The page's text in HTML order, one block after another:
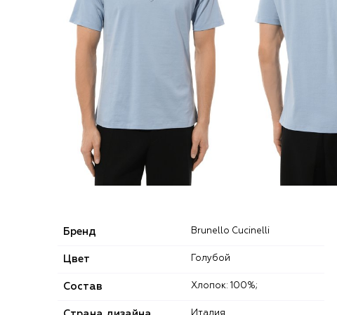
Бренд Brunello Cucinelli
Цвет Голубой
Состав Хлопок: 100%;